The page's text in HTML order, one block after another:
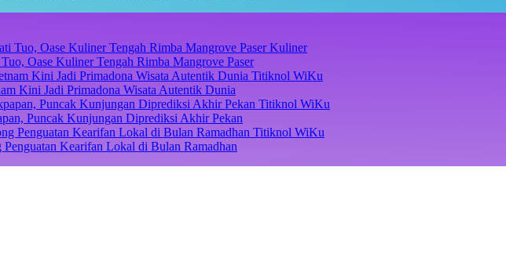
Kuliner
Oase Kuliner Tengah Rimba Mangrove Paser
Titiknol WiKu
Kini Jadi Primadona Wisata Autentik Dunia
Titiknol WiKu
Puncak Kunjungan Diprediksi Akhir Pekan
Titiknol WiKu
Kearifan Lokal di Bulan Ramadhan